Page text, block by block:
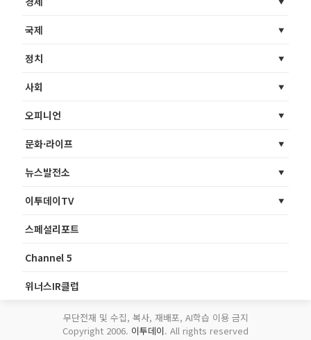
국제
정치
사회
오피니언
문화·라이프
뉴스발전소
이투데이TV
스페셜리포트
Channel 5
위너스IR클럽
무단전재 및 수집, 복사, 재배포, AI학습 이용 금지
Copyright 2006. 이투데이. All rights reserved